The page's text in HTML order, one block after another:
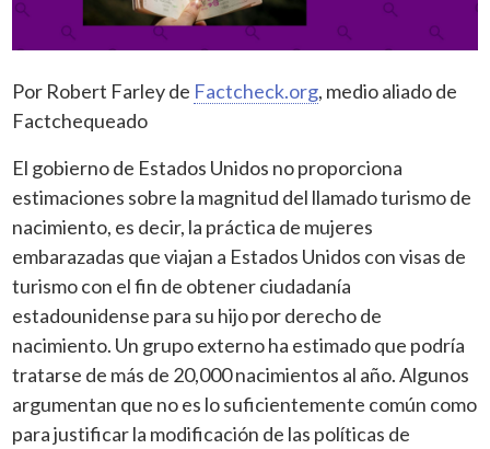
Por Robert Farley de Factcheck.org, medio aliado de
Factchequeado
El gobierno de Estados Unidos no proporciona
estimaciones sobre la magnitud del llamado turismo de
nacimiento, es decir, la práctica de mujeres
embarazadas que viajan a Estados Unidos con visas de
turismo con el fin de obtener ciudadanía
estadounidense para su hijo por derecho de
nacimiento. Un grupo externo ha estimado que podría
tratarse de más de 20,000 nacimientos al año. Algunos
argumentan que no es lo suficientemente común como
para justificar la modificación de las políticas de